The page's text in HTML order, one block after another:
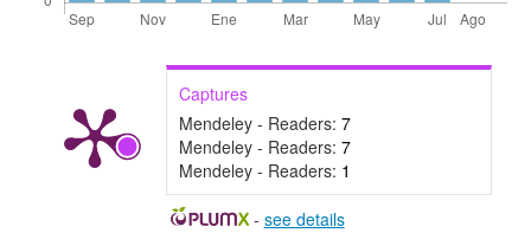
Captures
Mendeley - Readers: 7
Mendeley - Readers: 7
Mendeley - Readers: 1
- see details